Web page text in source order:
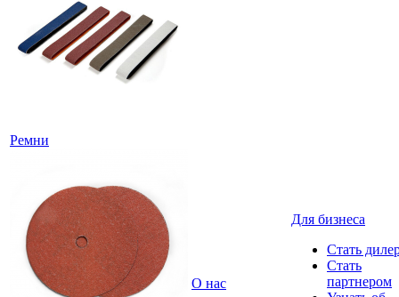
Ремни
О нас
Для бизнеса
Стать
Стать
партнером